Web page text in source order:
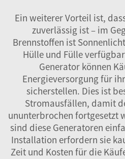
Ein weiterer Vorteil ist,
zuverlässig ist – im
Brennstoffen ist
Hülle und Fülle
Generator können
Energieversorgung für
sicherstellen. Dies ist
Stromausfällen, damit
ununterbrochen fortgesetzt
sind diese Generatoren
Installation erfordern sie
Zeit und Kosten für die